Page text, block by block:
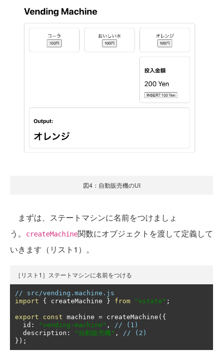
図4：自動販売機のUI
まずは、ステートマシンに名前をつけましょ
う。
createMachine関数にオブジェクトを渡して定義して
いきます（リスト1）。
［リスト1］ステートマシンに名前をつける
// src/vending.machine.js
import
{ createMachine } from "xstate" ;
export const machine = createMachine ({
  id
: "vending-machine" ,
// (1)
  description
: "自動販売機" ,
// (2)
});